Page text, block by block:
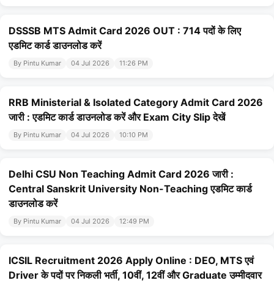
DSSSB MTS Admit Card 2026 OUT : 714 पदों के लिए
एडमिट कार्ड डाउनलोड करें
By Pintu Kumar 04 Jul 2026 11:26 PM
RRB Ministerial & Isolated Category Admit Card 2026
जारी : एडमिट कार्ड डाउनलोड करें और Exam City Slip देखें
By Pintu Kumar 04 Jul 2026 10:10 PM
Delhi CSU Non Teaching Admit Card 2026 जारी :
Central Sanskrit University Non-Teaching एडमिट कार्ड
डाउनलोड करें
By Pintu Kumar 04 Jul 2026 12:49 PM
ICSIL Recruitment 2026 Apply Online : DEO, MTS एवं
Driver के पदों पर निकली भर्ती, 10वीं, 12वीं और Graduate उम्मीदवार